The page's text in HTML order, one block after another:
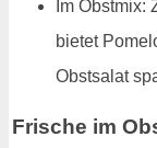
Im Obstmix:
bietet
Obstsalat
Frische im